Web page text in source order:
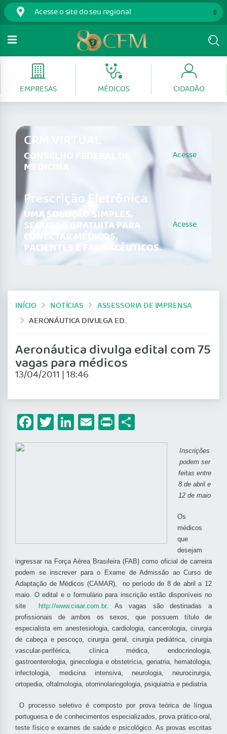
EMPRESAS MÉDICOS CIDADÃO
CRM VIRTUAL
CONSELHO FEDERAL DE
MEDICINA
Acesse
Prescrição Eletrônica
UMA SOLUÇÃO SIMPLES,
SEGURA E GRATUITA PARA
CONECTAR MÉDICOS,
PACIENTES E FARMACÊUTICOS.
Acesse
INÍCIO NOTÍCIAS
ASSESSORIA DE IMPRENSA
AERONÁUTICA DIVULGA EDITAL COM 75 VAGAS PARA MÉDICOS
Aeronáutica divulga edital com 75
vagas para médicos
13/04/2011 | 18:46
Facebook
Twitter
LinkedIn
Email
Print
Inscrições
podem ser
feitas entre
8 de abril e
12 de maio
Os
médicos
que
desejam
ingressar na Força Aérea Brasileira (FAB) como oficial de carreira
podem se inscrever para o Exame de Admissão ao Curso de
Adaptação de Médicos (CAMAR), no período de 8 de abril a 12
maio. O edital e o formulário para inscrição estão disponíveis no
site
http://www.ciaar.com.br. As vagas são destinadas a
profissionais de ambos os sexos, que possuem título de
especialista em anestesiologia, cardiologia, cancerologia, cirurgia
de cabeça e pescoço, cirurgia geral, cirurgia pediátrica, cirurgia
vascular-periférica, clínica médica, endocrinologia,
gastroenterologia, ginecologia e obstetrícia, geriatria, hematologia,
infectologia, medicina intensiva, neurologia, neurocirurgia,
ortopedia, oftalmologia, otorrinolaringologia, psiquiatria e pediatria.
O processo seletivo é composto por prova teórica de língua
portuguesa e de conhecimentos especializados, prova prático-oral,
teste físico e exames de saúde e psicológico. As provas escritas